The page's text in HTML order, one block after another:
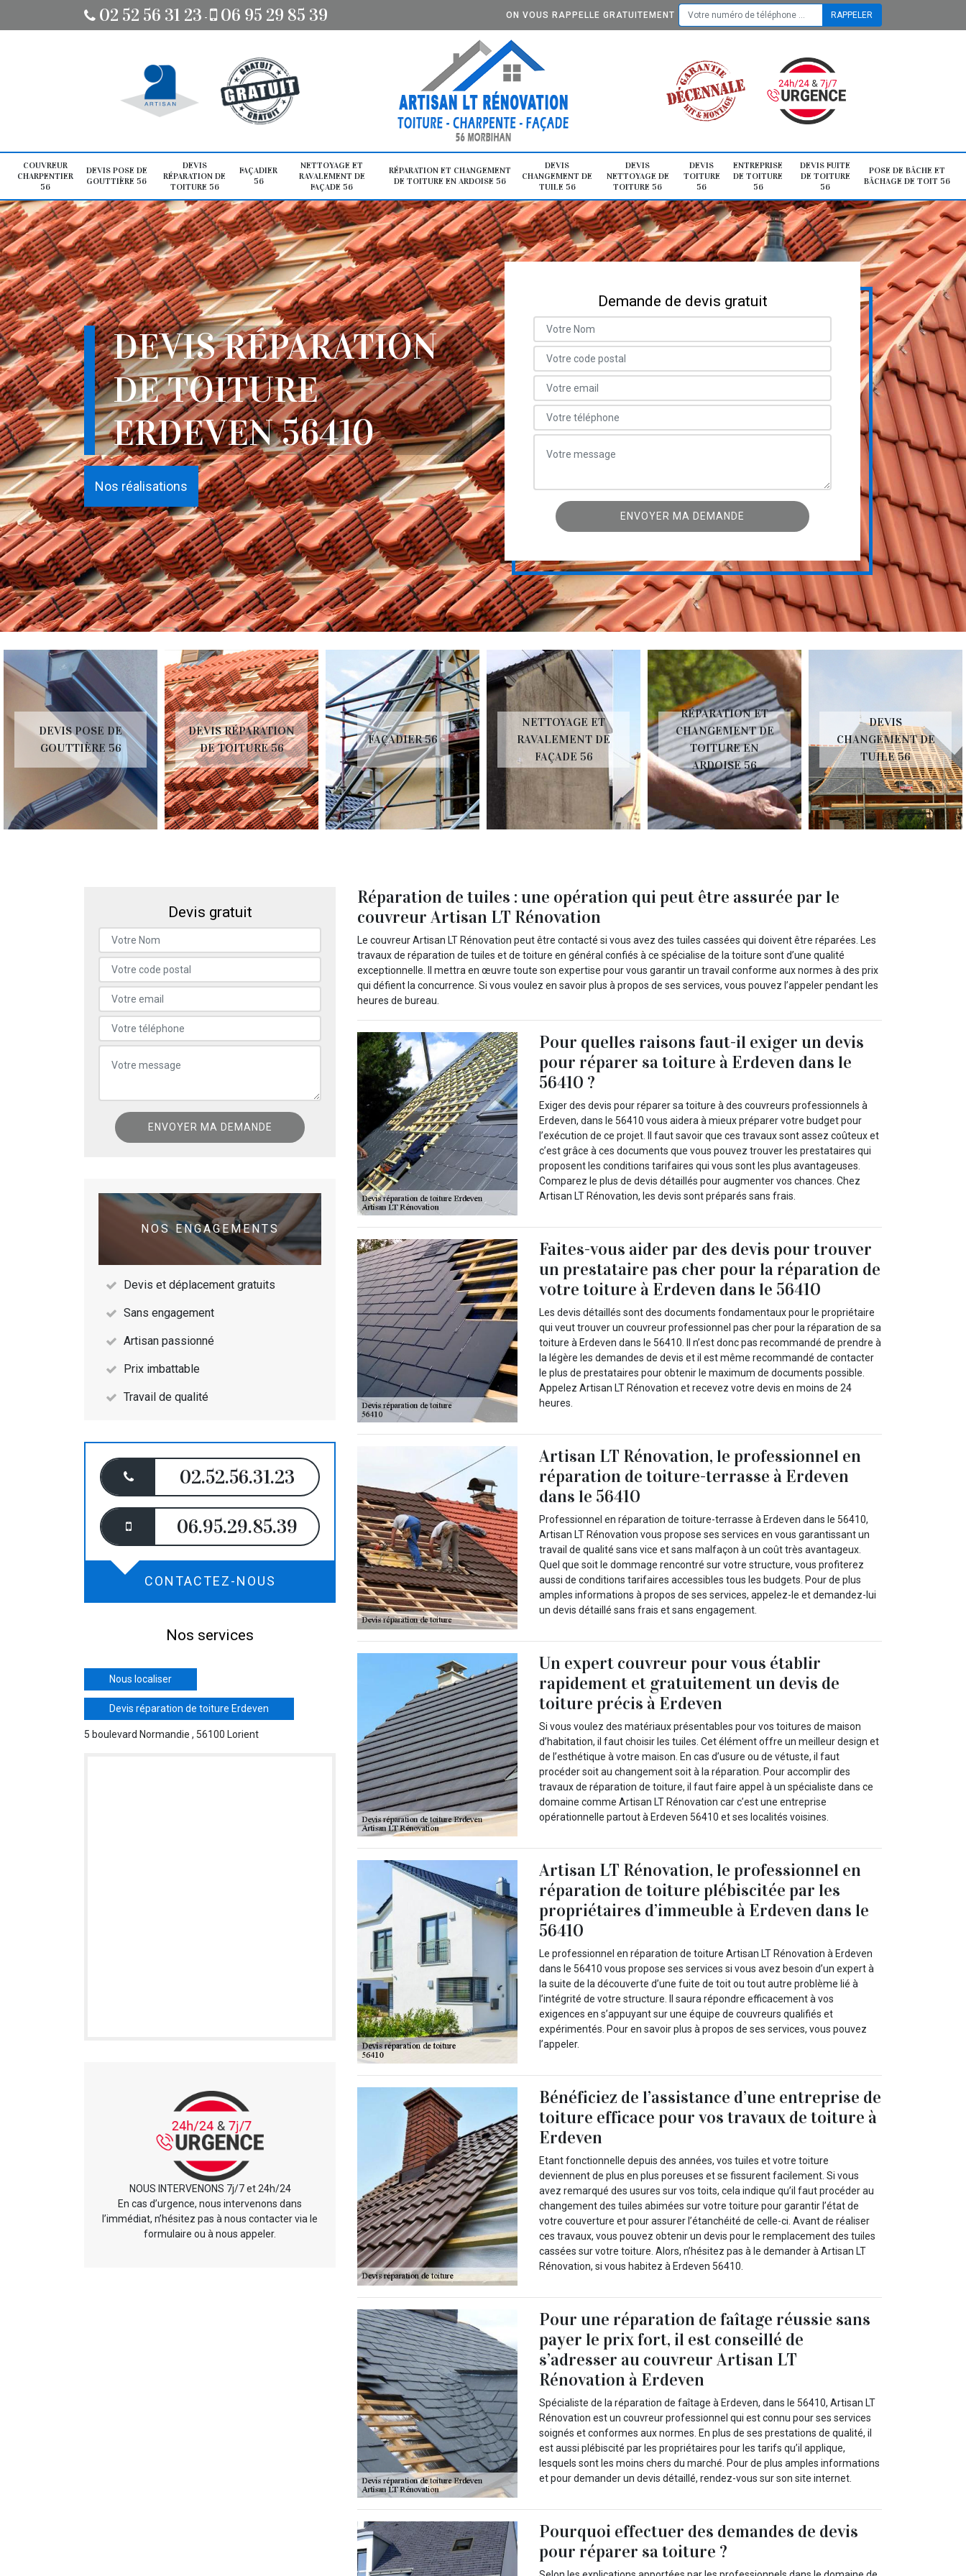
02 52 56 31 23 - 06 95 29 85 39 ON VOUS RAPPELLE GRATUITEMENT
COUVREUR
CHARPENTIER
56
DEVIS POSE DE
GOUTTIÈRE 56
DEVIS
RÉPARATION DE
TOITURE 56
FAÇADIER
56
NETTOYAGE ET
RAVALEMENT DE
FAÇADE 56
RÉPARATION ET CHANGEMENT
DE TOITURE EN ARDOISE 56
DEVIS
CHANGEMENT DE
TUILE 56
DEVIS
NETTOYAGE DE
TOITURE 56
DEVIS
TOITURE
56
ENTREPRISE
DE TOITURE
56
DEVIS FUITE
DE TOITURE
56
POSE DE BÂCHE ET
BÂCHAGE DE TOIT 56
DEVIS RÉPARATION
DE TOITURE
ERDEVEN 56410
Nos réalisations
Demande de devis gratuit
DEVIS POSE DE
GOUTTIÈRE 56
DEVIS RÉPARATION
DE TOITURE 56
FAÇADIER 56
NETTOYAGE ET
RAVALEMENT DE
FAÇADE 56
RÉPARATION ET
CHANGEMENT DE
TOITURE EN
ARDOISE 56
DEVIS
CHANGEMENT DE
TUILE 56
Devis gratuit
NOS ENGAGEMENTS
Devis et déplacement gratuits
Sans engagement
Artisan passionné
Prix imbattable
Travail de qualité
02.52.56.31.23
06.95.29.85.39
CONTACTEZ-NOUS
Nos services
Nous localiser
Devis réparation de toiture Erdeven
5 boulevard Normandie , 56100 Lorient
NOUS INTERVENONS 7j/7 et 24h/24
En cas d’urgence, nous intervenons dans
l’immédiat, n’hésitez pas à nous contacter via le
formulaire ou à nous appeler.
Réparation de tuiles : une opération qui peut être assurée par le
couvreur Artisan LT Rénovation
Le couvreur Artisan LT Rénovation peut être contacté si vous avez des tuiles cassées qui doivent être réparées. Les
travaux de réparation de tuiles et de toiture en général confiés à ce spécialise de la toiture sont d’une qualité
exceptionnelle. Il mettra en œuvre toute son expertise pour vous garantir un travail conforme aux normes à des prix
qui défient la concurrence. Si vous voulez en savoir plus à propos de ses services, vous pouvez l’appeler pendant les
heures de bureau.
Pour quelles raisons faut-il exiger un devis
pour réparer sa toiture à Erdeven dans le
56410 ?
Exiger des devis pour réparer sa toiture à des couvreurs professionnels à
Erdeven, dans le 56410 vous aidera à mieux préparer votre budget pour
l’exécution de ce projet. Il faut savoir que ces travaux sont assez coûteux et
c’est grâce à ces documents que vous pouvez trouver les prestataires qui
proposent les conditions tarifaires qui vous sont les plus avantageuses.
Comparez le plus de devis détaillés pour augmenter vos chances. Chez
Artisan LT Rénovation, les devis sont préparés sans frais.
Faites-vous aider par des devis pour trouver
un prestataire pas cher pour la réparation de
votre toiture à Erdeven dans le 56410
Les devis détaillés sont des documents fondamentaux pour le propriétaire
qui veut trouver un couvreur professionnel pas cher pour la réparation de sa
toiture à Erdeven dans le 56410. Il n’est donc pas recommandé de prendre à
la légère les demandes de devis et il est même recommandé de contacter
le plus de prestataires pour obtenir le maximum de documents possible.
Appelez Artisan LT Rénovation et recevez votre devis en moins de 24
heures.
Artisan LT Rénovation, le professionnel en
réparation de toiture-terrasse à Erdeven
dans le 56410
Professionnel en réparation de toiture-terrasse à Erdeven dans le 56410,
Artisan LT Rénovation vous propose ses services en vous garantissant un
travail de qualité sans vice et sans malfaçon à un coût très avantageux.
Quel que soit le dommage rencontré sur votre structure, vous profiterez
aussi de conditions tarifaires accessibles tous les budgets. Pour de plus
amples informations à propos de ses services, appelez-le et demandez-lui
un devis détaillé sans frais et sans engagement.
Un expert couvreur pour vous établir
rapidement et gratuitement un devis de
toiture précis à Erdeven
Si vous voulez des matériaux présentables pour vos toitures de maison
d’habitation, il faut choisir les tuiles. Cet élément offre un meilleur design et
de l’esthétique à votre maison. En cas d’usure ou de vétuste, il faut
procéder soit au changement soit à la réparation. Pour accomplir des
travaux de réparation de toiture, il faut faire appel à un spécialiste dans ce
domaine comme Artisan LT Rénovation car c’est une entreprise
opérationnelle partout à Erdeven 56410 et ses localités voisines.
Artisan LT Rénovation, le professionnel en
réparation de toiture plébiscitée par les
propriétaires d’immeuble à Erdeven dans le
56410
Le professionnel en réparation de toiture Artisan LT Rénovation à Erdeven
dans le 56410 vous propose ses services si vous avez besoin d’un expert à
la suite de la découverte d’une fuite de toit ou tout autre problème lié à
l’intégrité de votre structure. Il saura répondre efficacement à vos
exigences en s’appuyant sur une équipe de couvreurs qualifiés et
expérimentés. Pour en savoir plus à propos de ses services, vous pouvez
l’appeler.
Bénéficiez de l’assistance d’une entreprise de
toiture efficace pour vos travaux de toiture à
Erdeven
Etant fonctionnelle depuis des années, vos tuiles et votre toiture
deviennent de plus en plus poreuses et se fissurent facilement. Si vous
avez remarqué des usures sur vos toits, cela indique qu’il faut procéder au
changement des tuiles abimées sur votre toiture pour garantir l’état de
votre couverture et pour assurer l’étanchéité de celle-ci. Avant de réaliser
ces travaux, vous pouvez obtenir un devis pour le remplacement des tuiles
cassées sur votre toiture. Alors, n’hésitez pas à le demander à Artisan LT
Rénovation, si vous habitez à Erdeven 56410.
Pour une réparation de faîtage réussie sans
payer le prix fort, il est conseillé de
s’adresser au couvreur Artisan LT
Rénovation à Erdeven
Spécialiste de la réparation de faîtage à Erdeven, dans le 56410, Artisan LT
Rénovation est un couvreur professionnel qui est connu pour ses services
soignés et conformes aux normes. En plus de ses prestations de qualité, il
est aussi plébiscité par les propriétaires pour les tarifs qu’il applique,
lesquels sont les moins chers du marché. Pour de plus amples informations
et pour demander un devis détaillé, rendez-vous sur son site internet.
Pourquoi effectuer des demandes de devis
pour réparer sa toiture ?